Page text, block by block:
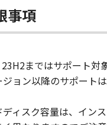
to use ("use" as
storing, loading,
executing or
directly or via
to the Products (the
other users of other
事項
まではサポート対
ョン以降のサポート
ディスク容量は、イン